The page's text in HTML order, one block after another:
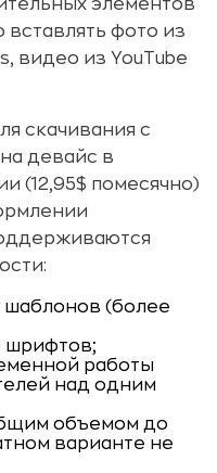
элементов
фото из
видео из YouTube
скачивания с
девайс в
(12,95$ помесячно)
шаблонов (более
шрифтов;
работы
над одним
объемом до
варианте не